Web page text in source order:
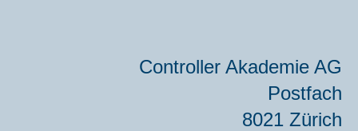
Con­trol­ler Aka­de­mie AG
Post­fach
8021 Zürich